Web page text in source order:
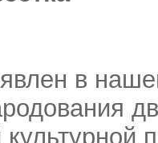
в
культурной